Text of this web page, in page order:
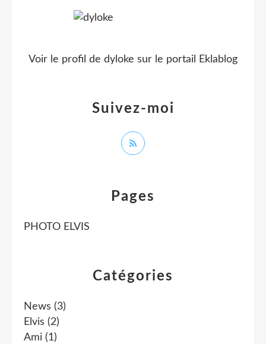
Catégories
News (3)
Elvis (2)
Ami (1)
Pages
PHOTO ELVIS
Suivez-moi
Voir le profil de dyloke sur le portail Eklablog